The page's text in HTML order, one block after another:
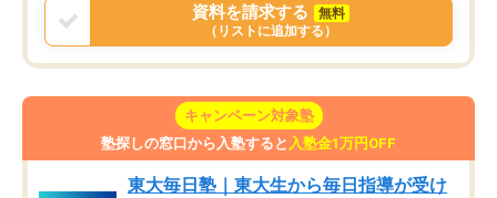
資料を請求する
無料
（リストに追加する）
キャンペーン対象塾
塾探しの窓口から入塾すると 入塾金1万円OFF
東大毎日塾｜東大生から毎日指導が受け